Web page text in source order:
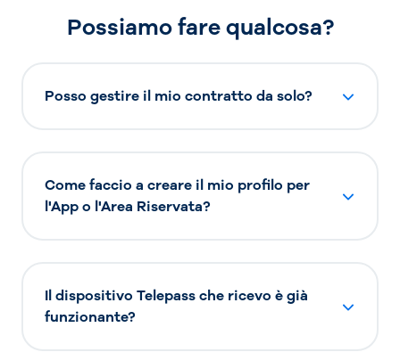
Possiamo fare qualcosa?
Posso gestire il mio contratto da solo?
Come faccio a creare il mio profilo per
l'App o l'Area Riservata?
Il dispositivo Telepass che ricevo è già
funzionante?